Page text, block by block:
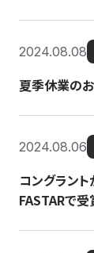
2024.08.08
夏季休業の
2024.08.06
コングラン
FASTARで受